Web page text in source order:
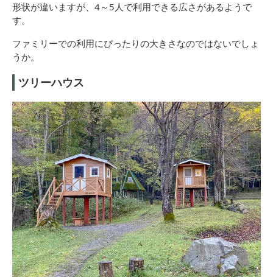
形状が違いますが、4～5人で利用できる広さがあるようで
す。
ファミリーでの利用にぴったりの大きさなのではないでしょ
うか。
ツリーハウス